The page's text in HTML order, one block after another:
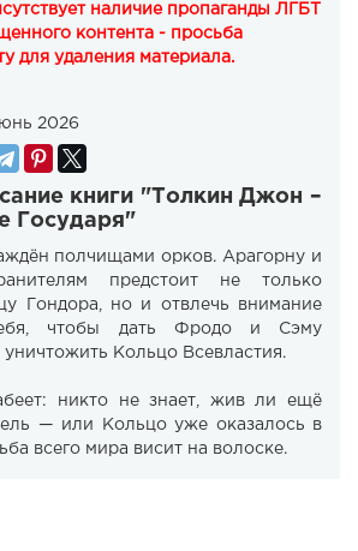
наличие пропаганды ЛГБТ
контента - просьба
для удаления материала.
2026
книги "Толкин Джон –
Государя"
полчищами орков. Арагорну и
предстоит не только
Гондора, но и отвлечь внимание
чтобы дать Фродо и Сэму
Кольцо Всевластия.
никто не знает, жив ли ещё
— или Кольцо уже оказалось в
всего мира висит на волоске.